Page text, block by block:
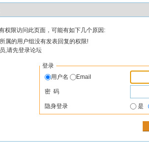
权限访问此页面，可能有如下几个原因:
属的用户组没有发表回复的权限!
,请先登录论坛
登录
用户名
Email
密 码
隐身登录 是